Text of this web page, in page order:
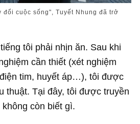
đổi cuộc sống", Tuyết Nhung đã trở
tôi phải nhịn ăn. Sau khi
cần thiết (xét nghiệm
tim, huyết áp…), tôi được
thuật. Tại đây, tôi được truyền
còn biết gì.